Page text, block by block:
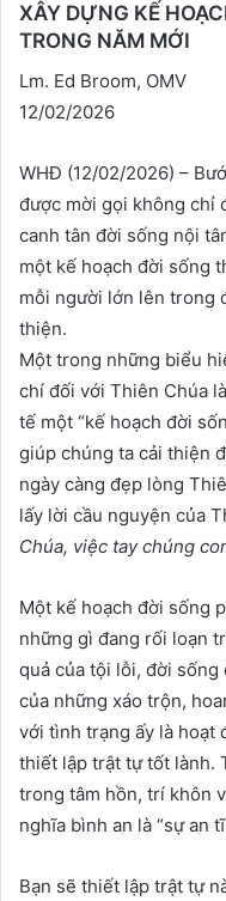
XÂY DỰNG KẾ
TRONG NĂM MỚI
Lm. Ed Broom, OMV
12/02/2026
WHĐ (12/02/2026) –
được mời gọi không chỉ
canh tân đời sống nội
một kế hoạch đời sống
mỗi người lớn lên trong
thiện.
Một trong những biểu
chí đối với Thiên Chúa
tế một “kế hoạch đời
giúp chúng ta cải thiện
ngày càng đẹp lòng
lấy lời cầu nguyện của
Chúa, việc tay chúng
Một kế hoạch đời sống
những gì đang rối loạn
quả của tội lỗi, đời sống
của những xáo trộn,
với tình trạng ấy là hoạt
thiết lập trật tự tốt lành.
trong tâm hồn, trí khôn
nghĩa bình an là “sự an
Bạn sẽ thiết lập trật tự